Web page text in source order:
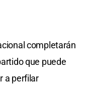
completarán
que puede
a perfilar